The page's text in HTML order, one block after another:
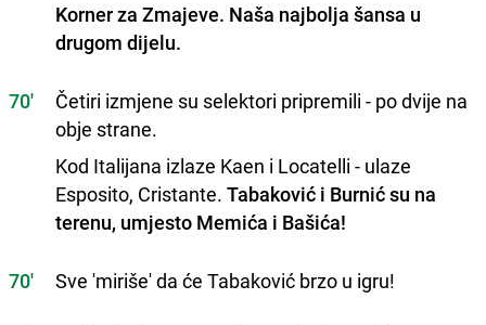
Korner za Zmajeve. Naša najbolja šansa u
drugom dijelu.
70'
Četiri izmjene su selektori pripremili - po dvije na
obje strane.
Kod Italijana izlaze Kaen i Locatelli - ulaze
Esposito, Cristante. Tabaković i Burnić su na
terenu, umjesto Memića i Bašića!
70' Sve 'miriše' da će Tabaković brzo u igru!